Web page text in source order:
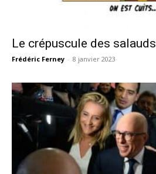
Le crépuscule des salauds
Frédéric Ferney - 8 janvier 2023